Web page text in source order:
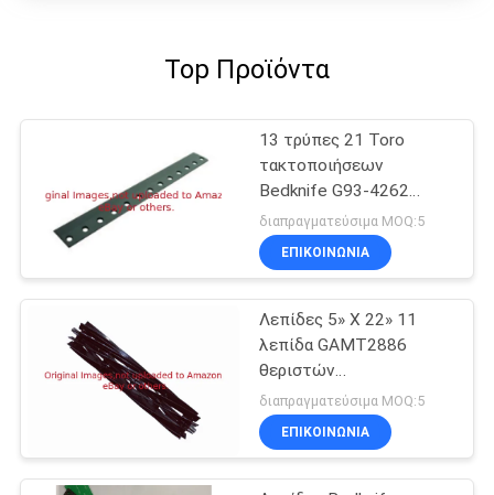
Top Προϊόντα
13 τρύπες 21 Toro
τακτοποιήσεων
Bedknife G93-4262
περικοπών λεπίδων
θεριστών
χορτοταπήτων στο
διαπραγματεύσιμα MOQ:5
ΕΠΙΚΟΙΝΩΝΊΑ
Λεπίδες 5» Χ 22» 11
λεπίδα GAMT2886
θεριστών
χορτοταπήτων
εξελίκτρων
εσωτερικών αυλακώνω
διαπραγματεύσιμα MOQ:5
ΕΠΙΚΟΙΝΩΝΊΑ